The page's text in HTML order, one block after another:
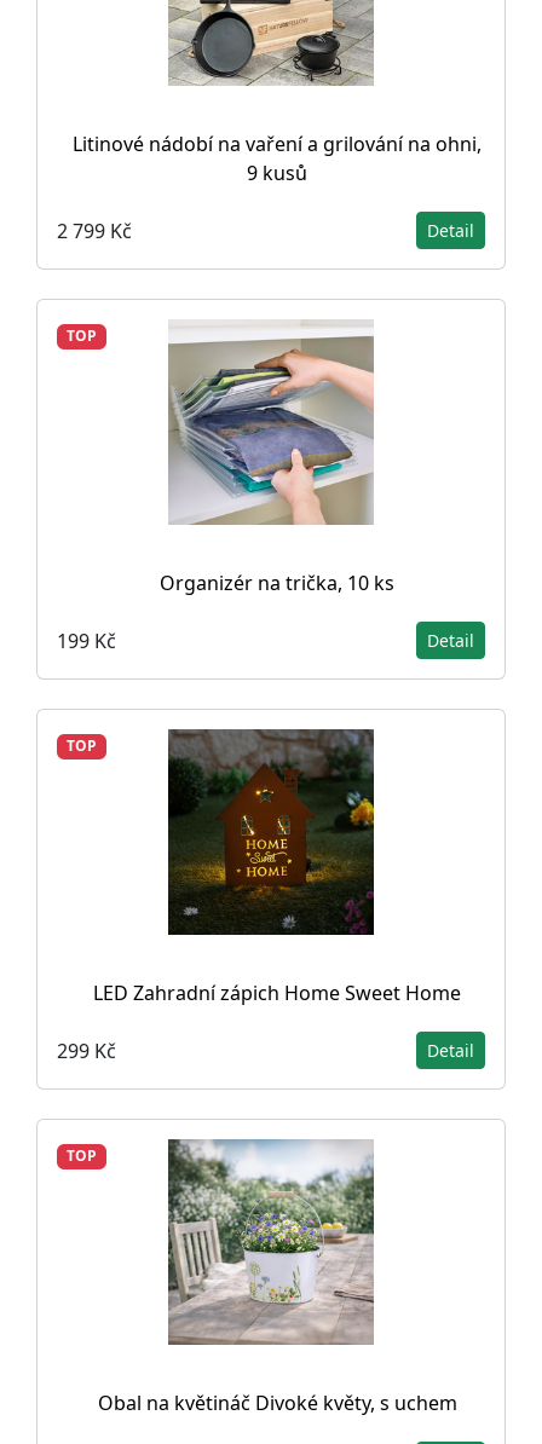
Litinové nádobí na vaření a grilování na ohni,
9 kusů
2 799 Kč Detail
TOP
Organizér na trička, 10 ks
199 Kč Detail
TOP
LED Zahradní zápich Home Sweet Home
299 Kč Detail
TOP
Obal na květináč Divoké květy, s uchem